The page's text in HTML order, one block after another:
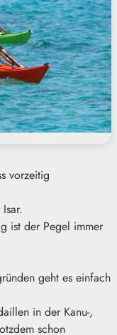
vorzeitig
ist der Pegel immer
geht es einfach
in der Kanu-,
schon